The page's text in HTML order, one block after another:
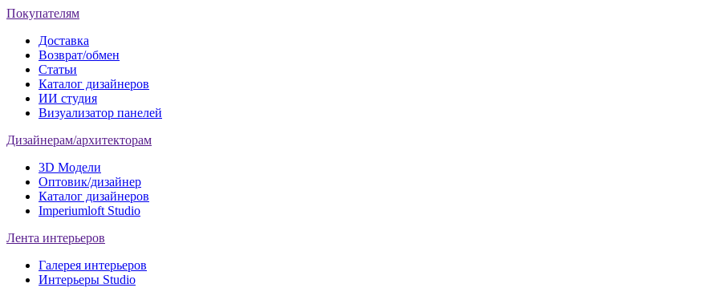
Покупателям
Доставка
Возврат/обмен
Статьи
Каталог дизайнеров
ИИ студия
Визуализатор панелей
Дизайнерам/архитекторам
3D Модели
Оптовик/дизайнер
Каталог дизайнеров
Imperiumloft Studio
Лента интерьеров
Галерея интерьеров
Интерьеры Studio